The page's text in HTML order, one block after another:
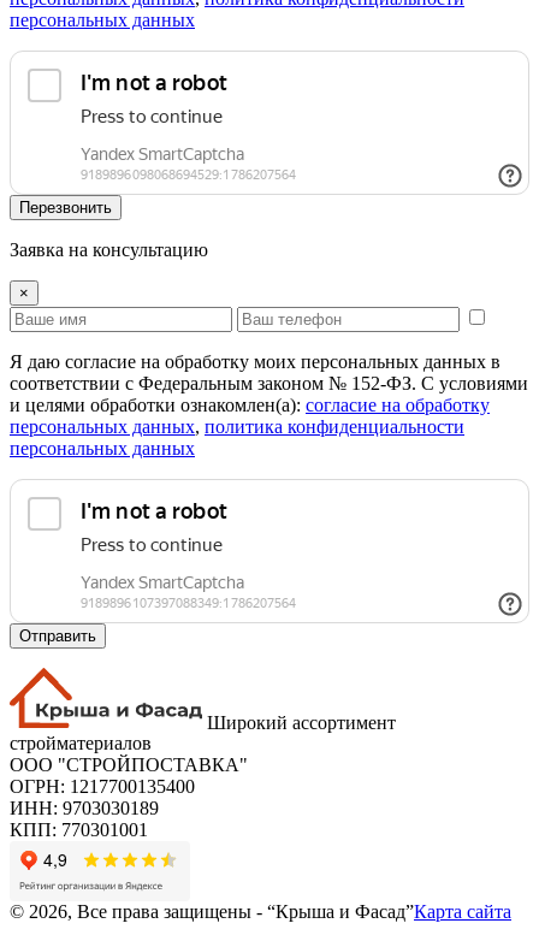
персональных данных
Перезвонить
Заявка на консультацию
×
Я даю согласие на обработку моих персональных данных в
соответствии с Федеральным законом № 152-ФЗ. С условиями
и целями обработки ознакомлен(а): cогласие на обработку
персональных данных, политика конфиденциальности
персональных данных
Отправить
Широкий ассортимент
стройматериалов
ООО "СТРОЙПОСТАВКА"
ОГРН: 1217700135400
ИНН: 9703030189
КПП: 770301001
© 2026, Все права защищены - “Крыша и Фасад”Карта сайта